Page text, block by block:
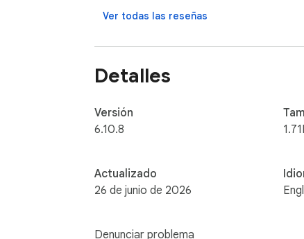
Ver todas las reseñas
Detalles
Versión
6.10.8
Actualizado
26 de junio de 2026
Denunciar problema